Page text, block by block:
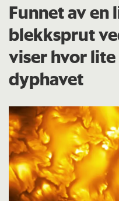
Funnet av en
blekksprut
viser hvor
dyphavet